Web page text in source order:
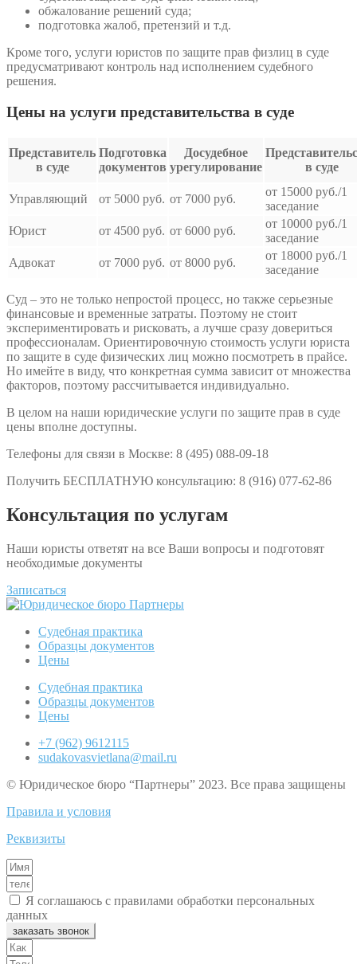
обжалование решений суда;
подготовка жалоб, претензий и т.д.
Кроме того, услуги юристов по защите прав физлиц в суде
предусматривают контроль над исполнением судебного
решения.
Цены на услуги представительства в суде
Представитель
в суде
Подготовка
документов
Досудебное
урегулирование
в суде
Управляющий от 5000 руб. от 7000 руб.
от 15000 руб./1
заседание
Юрист
от 4500 руб. от 6000 руб.
от 10000 руб./1
заседание
Адвокат
от 7000 руб. от 8000 руб.
от 18000 руб./1
заседание
Суд – это не только непростой процесс, но также серьезные
финансовые и временные затраты. Поэтому не стоит
экспериментировать и рисковать, а лучше сразу довериться
профессионалам. Ориентировочную стоимость услуги юриста
по защите в суде физических лиц можно посмотреть в прайсе.
Но имейте в виду, что конкретная сумма зависит от множества
факторов, поэтому рассчитывается индивидуально.
В целом на наши юридические услуги по защите прав в суде
цены вполне доступны.
Телефоны для связи в Москве: 8 (495) 088-09-18
Получить БЕСПЛАТНУЮ консультацию: 8 (916) 077-62-86
Консультация по услугам
Наши юристы ответят на все Ваши вопросы и подготовят
необходимые документы
Записаться
Судебная практика
Образцы документов
Цены
Судебная практика
Образцы документов
Цены
+7 (962) 9612115
sudakovasvietlana@mail.ru
© Юридическое бюро “Партнеры” 2023. Все права защищены
Правила и условия
Реквизиты
Я соглашаюсь с правилами обработки персональных
данных
заказать звонок